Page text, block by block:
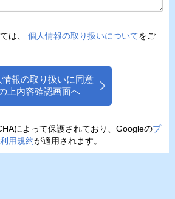
は、 個人情報の取り扱いについてをご
情報の取り扱いに同意
上内容確認画面へ
によって保護されており、Googleのプ
利用規約が適用されます。